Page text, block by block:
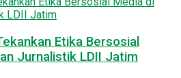
Etika Bersosial
Jurnalistik LDII Jatim